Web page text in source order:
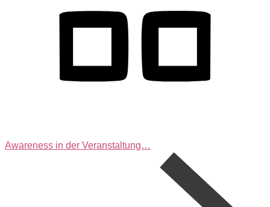
Awareness in der Veranstaltung…